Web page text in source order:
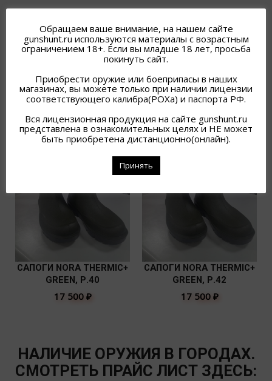
ПОХОЖИЕ ТОВАРЫ
САПОГИ NORA THERMIC+
GREEN, Р.40
17 500 ₽
САПОГИ NORA THERMIC+
GREEN, Р.42
17 500 ₽
НАЛИЧИЕ ОРУЖИЯ В ГОРОДАХ.
СМОТРЕТЬ ПРАЙС ЛИСТ ЗДЕСЬ:
Обращаем ваше внимание, на нашем сайте
gunshunt.ru используются материалы с возрастным
ограничением 18+. Если вы младше 18 лет, просьба
покинуть сайт.
Приобрести оружие или боеприпасы в наших
магазинах, вы можете только при наличии лицензии
соответствующего калибра(РОХа) и паспорта РФ.
Вся лицензионная продукция на сайте gunshunt.ru
представлена в ознакомительных целях и НЕ может
быть приобретена дистанционно(онлайн).
Принять